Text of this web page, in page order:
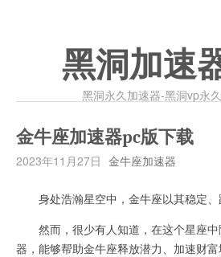
黑洞加速
黑洞永久加速器-黑洞vp永
金牛座加速器pc版下载
2023年11月27日 金牛座加速器
身处浩瀚星空中，金牛座以其稳定、
然而，很少有人知道，在这个星座中
器，能够帮助金牛座释放潜力、加速财富